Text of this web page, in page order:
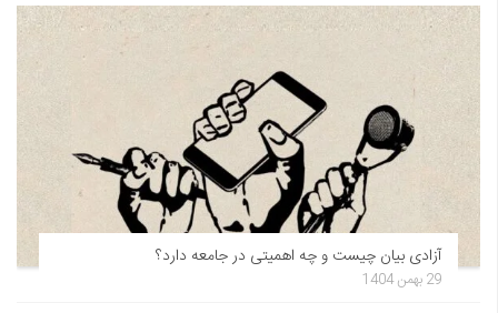
آزادی بیان چیست و چه اهمیتی در جامعه دارد؟
29 بهمن 1404